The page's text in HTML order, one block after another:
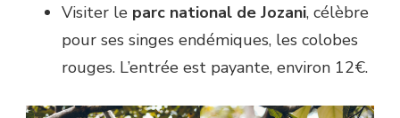
Visiter le parc national de Jozani, célèbre
pour ses singes endémiques, les colobes
rouges. L’entrée est payante, environ 12€.